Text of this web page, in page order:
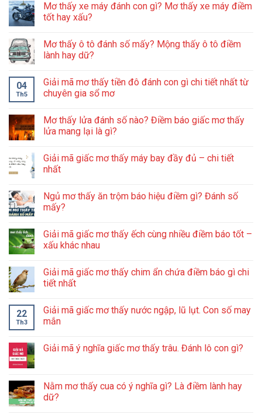
Mơ thấy xe máy đánh con gì? Mơ thấy xe máy điềm
tốt hay xấu?
Mơ thấy ô tô đánh số mấy? Mộng thấy ô tô điềm
lành hay dữ?
04
Th5
Giải mã mơ thấy tiền đô đánh con gì chi tiết nhất từ
chuyên gia sổ mơ
Mơ thấy lửa đánh số nào? Điềm báo giấc mơ thấy
lửa mang lại là gì?
Giải mã giấc mơ thấy máy bay đầy đủ – chi tiết
nhất
Ngủ mơ thấy ăn trộm báo hiệu điềm gì? Đánh số
mấy?
Giải mã giấc mơ thấy ếch cùng nhiều điềm báo tốt –
xấu khác nhau
Giải mã giấc mơ thấy chim ẩn chứa điềm báo gì chi
tiết nhất
22
Th3
Giải mã giấc mơ thấy nước ngập, lũ lụt. Con số may
mắn
Giải mã ý nghĩa giấc mơ thấy trâu. Đánh lô con gì?
Nằm mơ thấy cua có ý nghĩa gì? Là điềm lành hay
dữ?